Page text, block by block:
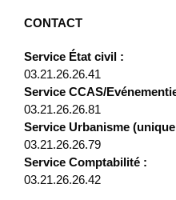
CONTACT
Service État civil :
03.21.26.26.41
Service CCAS/
03.21.26.26.81
Service Urbanisme
03.21.26.26.79
Service Comptabilité :
03.21.26.26.42